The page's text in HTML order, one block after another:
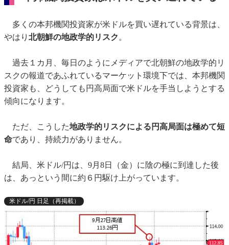
多くの本邦機関投資家が米ドルを買い遅れている背景は、
やはり 北朝鮮の地政学的リスク 。
過去１カ月、毎日のようにメディアで北朝鮮の地政学的リ
スクの報道であふれているマーケット環境下では、本邦機関
投資家も、どうしても円高局面で米ドルを手当しようとする
傾向になります。
ただ、こうした地政学的リスクによる円高局面は極めて短
命であり、持続力がありません。
結局、米ドル/円は、9月8日（金）に陰の極に到達した後
は、あっという間に約６円駆け上がっています。
米ドル/円 日足（再掲載）